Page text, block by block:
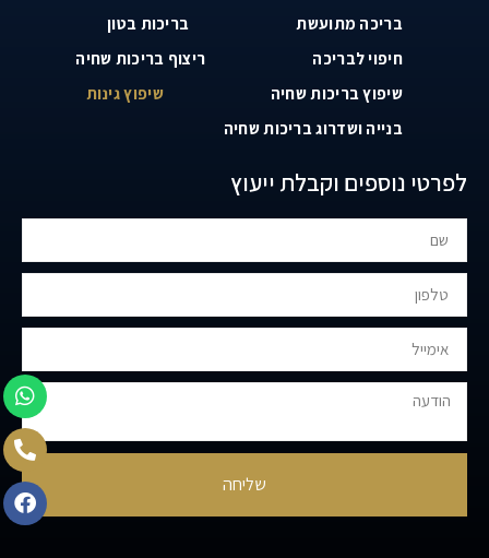
בריכה מתועשת
בריכות בטון
חיפוי לבריכה
ריצוף בריכות שחיה
שיפוץ בריכות שחיה
שיפוץ גינות
בנייה ושדרוג בריכות שחיה
לפרטי נוספים וקבלת ייעוץ
שליחה